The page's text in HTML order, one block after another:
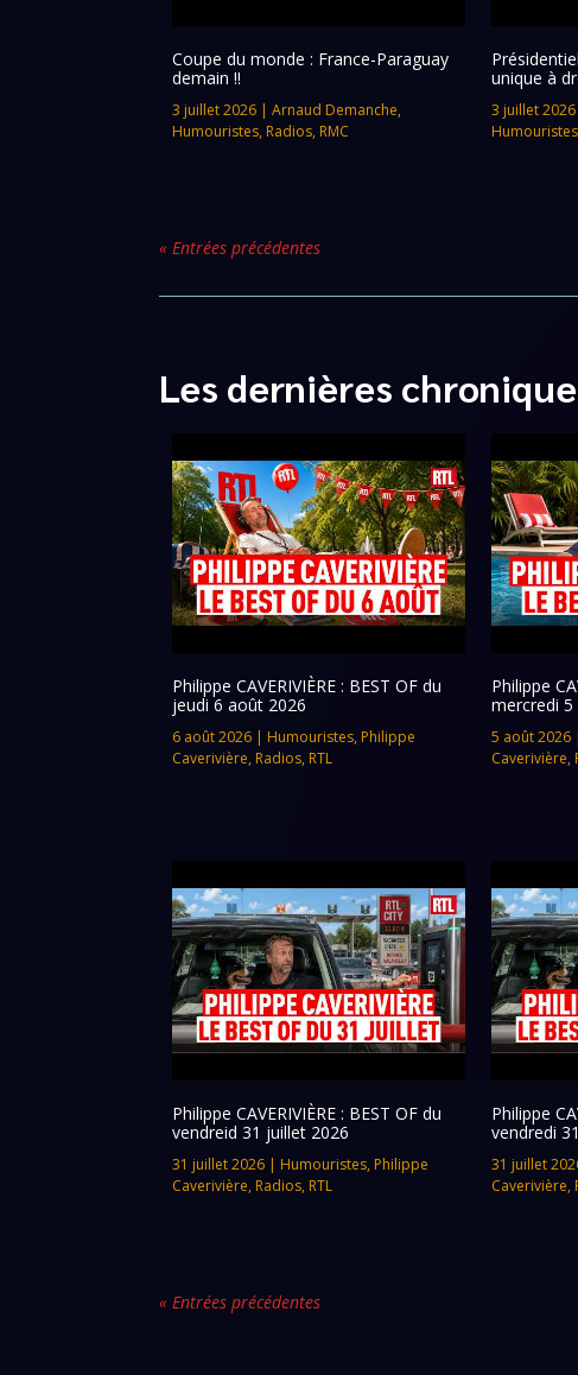
Coupe du monde : France-Paraguay
demain !!
3 juillet 2026 |Arnaud Demanche,
Humouristes, Radios, RMC
unique à
3 juillet 2026
Humouristes
« Entrées précédentes
Les dernières
Philippe CAVERIVIÈRE : BEST OF du
jeudi 6 août 2026
6 août 2026 | Humouristes, Philippe
Caverivière, Radios, RTL
Philippe
mercredi
5 août 2026|
Caverivière,
Philippe CAVERIVIÈRE : BEST OF du
vendreid 31 juillet 2026
31 juillet 2026 | Humouristes, Philippe
Caverivière, Radios, RTL
Philippe
vendredi
31 juillet
Caverivière,
« Entrées précédentes